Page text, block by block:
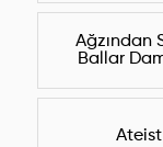
Ağzından
Ballar
Ateist